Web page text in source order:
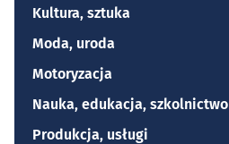
Kultura, sztuka
Moda, uroda
Motoryzacja
Nauka, edukacja, szkolnictwo
Produkcja, usługi